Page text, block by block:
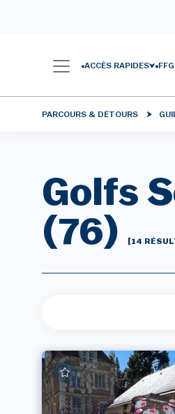
ACCÈS RAPIDES
PARCOURS & DÉTOURS
Golfs
(76)
[14